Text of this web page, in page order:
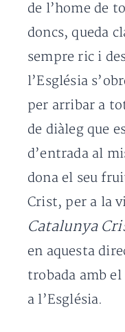
de l’home de
doncs, queda
sempre ric i
l’Església
per arribar a
de diàleg que
d’entrada al
dona el seu
Crist, per a la
Catalunya
en aquesta
trobada amb
a l’Església.